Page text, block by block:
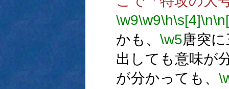
\w9\w9\h\s[4]\n
かも、 \w5唐突
出しても意味が
が分かっても、